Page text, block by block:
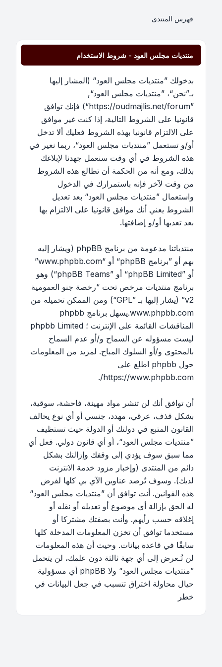
فهرس المنتدى
منتديات مجلس العود - شروط الاستخدام
بدخولك ”منتديات مجلس العود“ (المشار إليها
بـ”نحن“، ”منتديات مجلس العود“,
”https://oudmajlis.net/forum“) فإنك توافق
قانونيا على الشروط التالية، إذا كنت غير موافق
على الالتزام قانونيا بهذه الشروط فعليك ألا تدخل
أو/و تستعمل ”منتديات مجلس العود“، ربما نغير في
هذه الشروط في أي وقت سنعمل جهدنا لإبلاغك
بذلك، ومع أنه من الحكمة أن تطالع هذه الشروط
من وقت لآخر فإنه باستمرارك في الدخول
واستعمال ”منتديات مجلس العود“ بعد تعديل
الشروط يعني أنك موافق قانونيا على الالتزام بها
بعد تعديها أو/و إضافتها.
منتدياتنا مدعومة من برنامج phpBB (ويشار إليه
بهم أو ”برنامج phpBB“ أو “www.phpbb.com”
أو ”phpBB Limited“ أو ”phpBB Teams“) وهو
برنامج منتديات مرخص تحت “رخصة جنو العمومية
v2” (يشار إليها بـ ”GPL“) ومن الممكن تحميله من
www.phpbb.com
.يسهل برنامج phpbb
المناقشات القائمة على الإنترنت ؛ phpbb Limited
ليست مسؤوله عن السماح و/أو عدم السماح
بالمحتوى و/أو السلوك المباح. لمزيد من المعلومات
حول phpbb اطلع على
https://www.phpbb.com/
.
أن توافق أنك لن تنشر مواد مهينة، فاحشة، سوقية،
بشكل قذف، عرقي، مهدد، جنسي أو أي نوع يخالف
القانون المتبع في دولتك أو الدولة حيث تستظيف
”منتديات مجلس العود“، أو أي قانون دولي. فعل أي
مما سبق سوف يؤدي إلى وقفك وإزالتك بشكل
دائم من المنتدى (وإخبار مزود خدمة الانترنت
لديك). وسوف تُرصد عناوين الآي بي كلها لفرض
هذه القوانين. أنت توافق أن ”منتديات مجلس العود“
له الحق بإزالة أي موضوع أو تعديله أو نقله أو
إغلاقه حسب رأيهم. وأنت بصفتك مشتركا أو
مستخدما توافق أن تخزن المعلومات المدخلة كلها
سابقًا في قاعدة بيانات. وحيث أن هذه المعلومات
لن تُـعرض إلى أي جهة ثالثة دون علمك، لن يتحمل
”منتديات مجلس العود“ ولا phpBB أي مسؤولية
حيال محاولة اختراق تتسبب في جعل البيانات في
خطر